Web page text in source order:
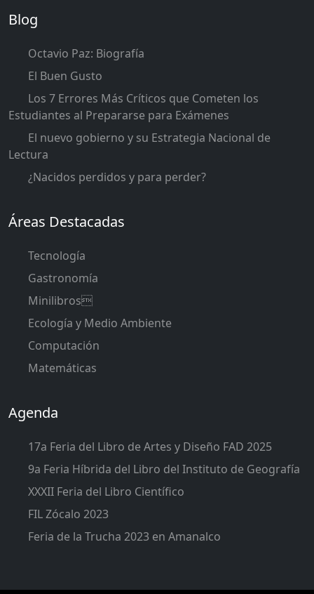
Blog
Octavio Paz: Biografía
El Buen Gusto
Los 7 Errores Más Críticos que Cometen los
Estudiantes al Prepararse para Exámenes
El nuevo gobierno y su Estrategia Nacional de
Lectura
¿Nacidos perdidos y para perder?
Áreas Destacadas
Tecnología
Gastronomía
Minilibros
Ecología y Medio Ambiente
Computación
Matemáticas
Agenda
17a Feria del Libro de Artes y Diseño FAD 2025
9a Feria Híbrida del Libro del Instituto de Geografía
XXXII Feria del Libro Científico
FIL Zócalo 2023
Feria de la Trucha 2023 en Amanalco